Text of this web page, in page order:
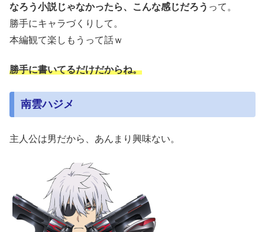
なろう小説じゃなかったら、こんな感じだろう って。
勝手にキャラづくりして。
本編観て楽しもうって話ｗ
勝手に書いてるだけだからね。
南雲ハジメ
主人公は男だから、あんまり興味ない。